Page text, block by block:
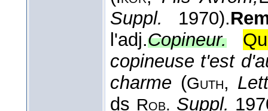
Suppl.
1970).
l'adj.Copineur.
copineuse t'est
charme (Guth,
ds Rob. Suppl.